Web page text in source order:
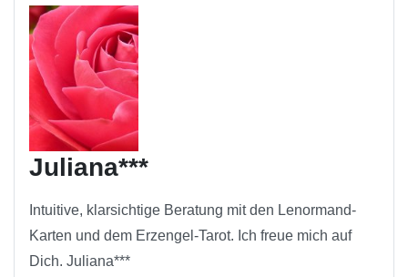
Juliana***
Intuitive, klarsichtige Beratung mit den Lenormand-
Karten und dem Erzengel-Tarot. Ich freue mich auf
Dich. Juliana***